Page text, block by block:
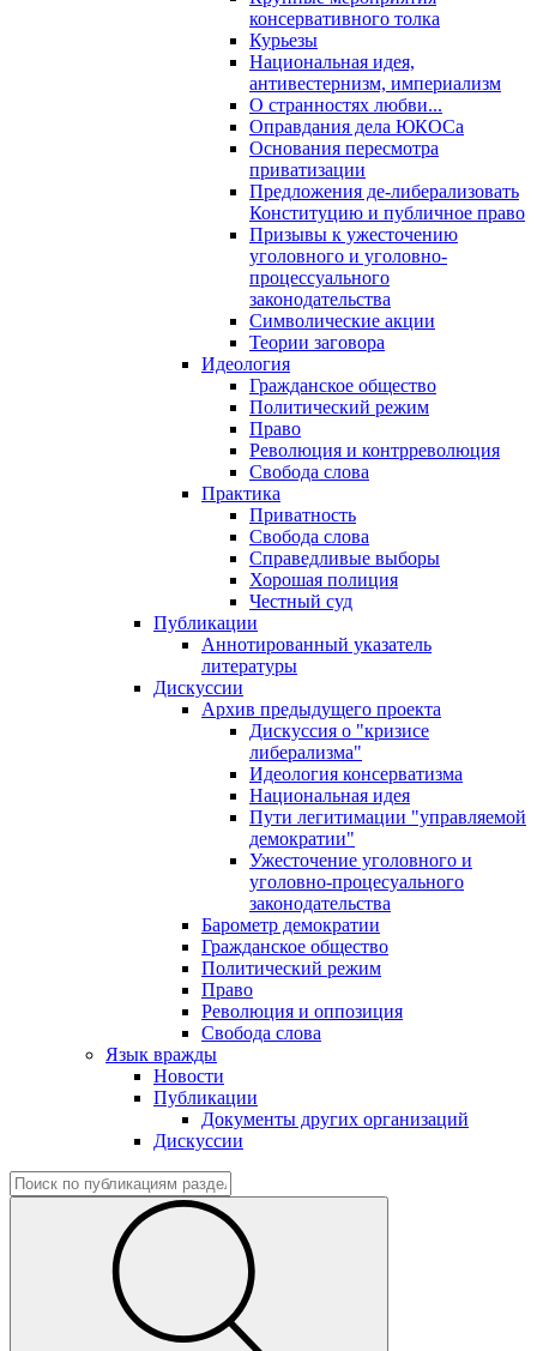
консервативного толка
Курьезы
Национальная идея,
антивестернизм, империализм
О странностях любви...
Оправдания дела ЮКОСа
Основания пересмотра
приватизации
Предложения де-либерализовать
Конституцию и публичное право
Призывы к ужесточению
уголовного и уголовно-
процессуального
законодательства
Символические акции
Теории заговора
Идеология
Гражданское общество
Политический режим
Право
Революция и контрреволюция
Свобода слова
Практика
Приватность
Свобода слова
Справедливые выборы
Хорошая полиция
Честный суд
Публикации
Аннотированный указатель
литературы
Дискуссии
Архив предыдущего проекта
Дискуссия о "кризисе
либерализма"
Идеология консерватизма
Национальная идея
Пути легитимации "управляемой
демократии"
Ужесточение уголовного и
уголовно-процесуального
законодательства
Барометр демократии
Гражданское общество
Политический режим
Право
Революция и оппозиция
Свобода слова
Язык вражды
Новости
Публикации
Документы других организаций
Дискуссии